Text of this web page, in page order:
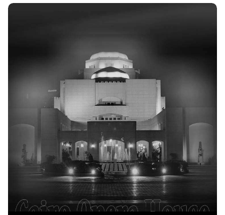
اقرا المزيد